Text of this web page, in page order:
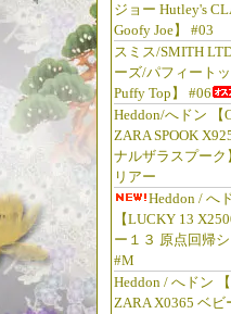
ジョー Hutley's
Goofy Joe】 #03
スミス/SMITH
ーズ/パフィート
Puffy Top】 #06
Heddon/へドン 【
ZARA SPOOK
ナルザラスプーク
リアー
Heddon / へ
【LUCKY 13
ー１３ 原点回帰シ
#M
Heddon / へドン
ZARA X0365 ベビ